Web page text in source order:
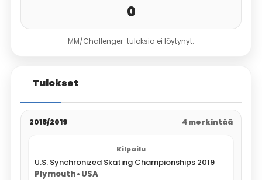
0
MM/Challenger-tuloksia ei löytynyt.
Tulokset
2018/2019 4 merkintää
U.S. Synchronized Skating Championships 2019
Plymouth • USA